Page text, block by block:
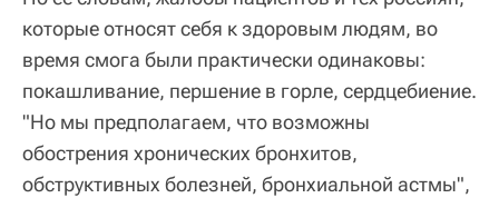
которые относят себя к здоровым людям, во
время смога были практически одинаковы:
покашливание, першение в горле, сердцебиение.
"Но мы предполагаем, что возможны
обострения хронических бронхитов,
обструктивных болезней, бронхиальной астмы",